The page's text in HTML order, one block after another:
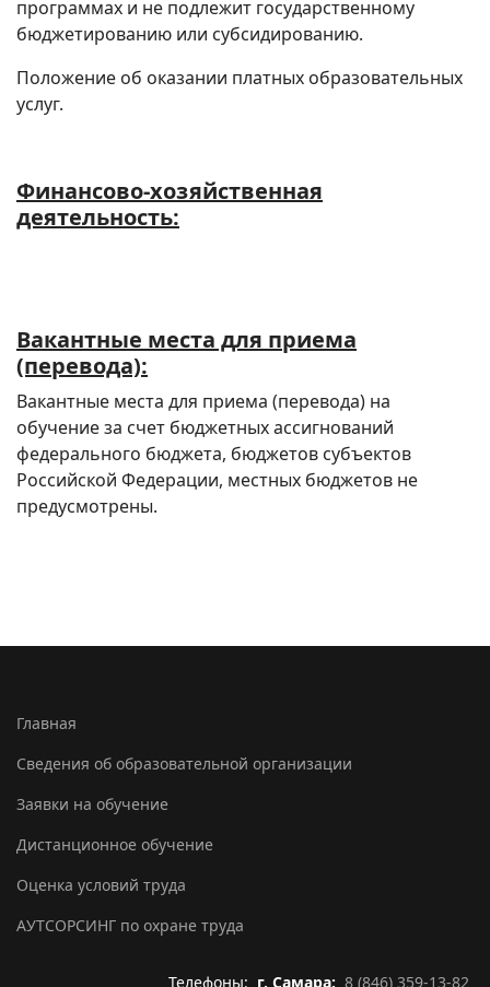
программах и не подлежит государственному
бюджетированию или субсидированию.
Положение об оказании платных образовательных
услуг.
Финансово-хозяйственная
деятельность:
Вакантные места для приема
(перевода):
Вакантные места для приема (перевода) на
обучение за счет бюджетных ассигнований
федерального бюджета, бюджетов субъектов
Российской Федерации, местных бюджетов не
предусмотрены.
Главная
Сведения об образовательной организации
Заявки на обучение
Дистанционное обучение
Оценка условий труда
АУТСОРСИНГ по охране труда
Телефоны: г. Самара: 8 (846) 359-13-82